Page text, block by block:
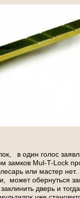
в один голос
замков Mul-T-Lock
или мастер
может обернуться
дверь и